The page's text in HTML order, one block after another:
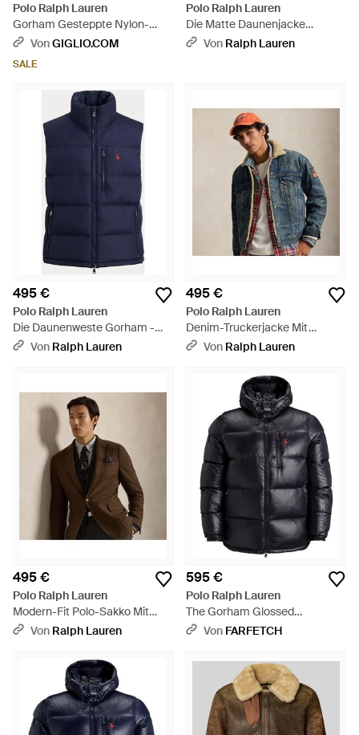
Polo Ralph Lauren
Gorham Gesteppte Nylon-
Daunenjacke Mit Kapuze Und
VonGIGLIO.COM
SALE
Polo Ralph Lauren
Die Matte Daunenjacke
Gorham - Blau
Von Ralph Lauren
495 €
Polo Ralph Lauren
Die Daunenweste Gorham -
BlauVon Ralph Lauren
495 €
Polo Ralph Lauren
Denim-Truckerjacke Mit
Fleecefutter - Blau
Von Ralph Lauren
495 €
Polo Ralph Lauren
Modern-Fit Polo-Sakko Mit
Karomuster - Braun
Von Ralph Lauren
595 €
Polo Ralph Lauren
The Gorham Glossed
Daunenjacke Mit Kapuze -
Von FARFETCH